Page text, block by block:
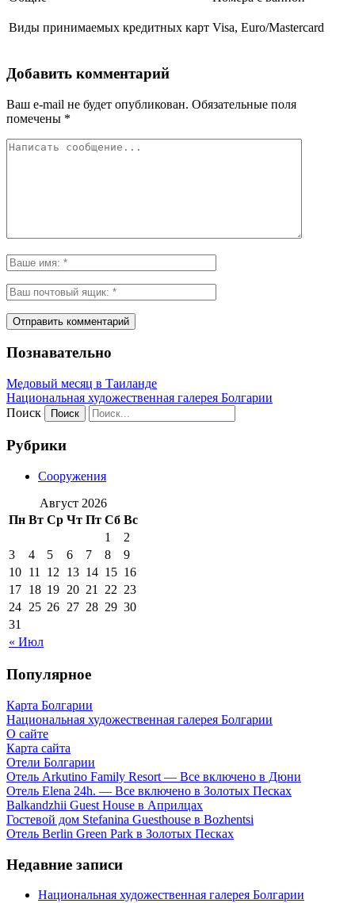
Виды принимаемых кредитных карт Visa, Euro/Mastercard
Добавить комментарий
Ваш e-mail не будет опубликован. Обязательные поля
помечены *
Познавательно
Медовый месяц в Таиланде
Национальная художественная галерея Болгарии
Поиск
Рубрики
Сооружения
Август 2026
Пн Вт Ср Чт Пт Сб Вс
« Июл
1
2
3
4 5 6 7 8
9
10 11 12 13 14 15 16
17 18 19 20 21 22 23
24 25 26 27 28 29 30
31
Популярное
Карта Болгарии
Национальная художественная галерея Болгарии
О сайте
Карта сайта
Отели Болгарии
Отель Arkutino Family Resort — Все включено в Дюни
Отель Elena 24h. — Все включено в Золотых Песках
Balkandzhii Guest House в Априлцах
Гостевой дом Stefanina Guesthouse в Bozhentsi
Отель Berlin Green Park в Золотых Песках
Недавние записи
Национальная художественная галерея Болгарии